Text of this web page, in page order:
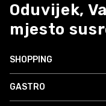
Oduvijek,
mjesto
SHOPPING
GASTRO